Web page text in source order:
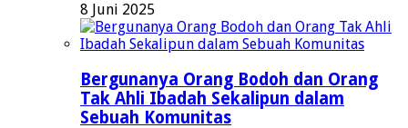
8 Juni 2025
Bergunanya Orang Bodoh dan Orang
Tak Ahli Ibadah Sekalipun dalam
Sebuah Komunitas